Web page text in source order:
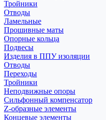
Тройники
Отводы
Ламельные
Прошивные маты
Опорные кольца
Подвесы
Изделия в ППУ изоляции
Отводы
Переходы
Тройники
Неподвижные опоры
Cильфонный компенсатор
Z-образные элементы
Концевые элементы